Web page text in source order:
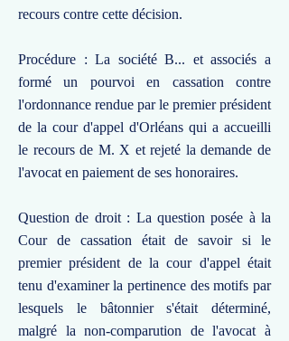
recours contre cette décision.
Procédure : La société B... et associés a
formé un pourvoi en cassation contre
l'ordonnance rendue par le premier président
de la cour d'appel d'Orléans qui a accueilli
le recours de M. X et rejeté la demande de
l'avocat en paiement de ses honoraires.
Question de droit : La question posée à la
Cour de cassation était de savoir si le
premier président de la cour d'appel était
tenu d'examiner la pertinence des motifs par
lesquels le bâtonnier s'était déterminé,
malgré la non-comparution de l'avocat à